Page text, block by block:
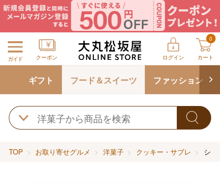
ガイド クーポン ログイン
0
カート
ギフト フード＆スイーツ ファッション
TOP お取り寄せグルメ 洋菓子 クッキー・サブレ シ